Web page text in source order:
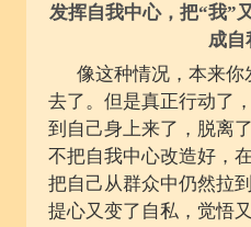
发挥自我中心，把“我”
成自
像这种情况，本来你
去了。但是真正行动了
到自己身上来了，脱离
不把自我中心改造好，
把自己从群众中仍然拉
提心又变了自私，觉悟